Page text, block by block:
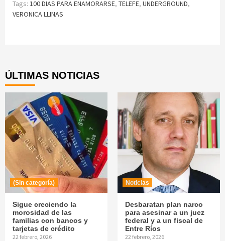
Tags: 100 DIAS PARA ENAMORARSE, TELEFE, UNDERGROUND,
VERONICA LLINAS
ÚLTIMAS NOTICIAS
(Sin categoría)
Sigue creciendo la
morosidad de las
familias con bancos y
tarjetas de crédito
22 febrero, 2026
Noticias
Desbaratan plan narco
para asesinar a un juez
federal y a un fiscal de
Entre Ríos
22 febrero, 2026